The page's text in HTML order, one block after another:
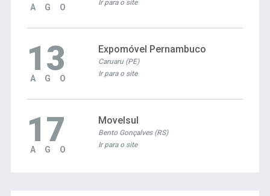
AGO Ir para o site
13
AGO
Expomóvel Pernambuco
Caruaru (PE)
Ir para o site
17
AGO
Movelsul
Bento Gonçalves (RS)
Ir para o site